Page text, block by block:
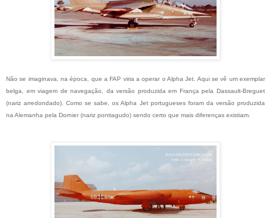
Não se imaginava, na época, que a FAP viria a operar o Alpha Jet. Aqui se vê um exemplar
belga, em viagem de navegação, da versão produzida em França pela Dassault-Breguet
(nariz arredondado). Como se sabe, os Alpha Jet portugueses foram da versão produzida
na Alemanha pela Dornier (nariz pontiagudo) sendo certo que mais diferenças existiam.